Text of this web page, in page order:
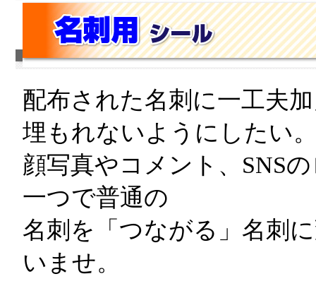
配布された名刺に一工夫
埋もれないようにしたい
顔写真やコメント、SNS
一つで普通の
名刺を「つながる」名刺
いませ。